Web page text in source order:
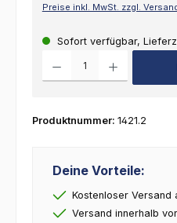
Preise inkl. MwSt. zzgl.
Sofort verfügbar,
Produktnummer: 1421.2
Deine Vorteile:
Kostenloser
Versand innerhalb